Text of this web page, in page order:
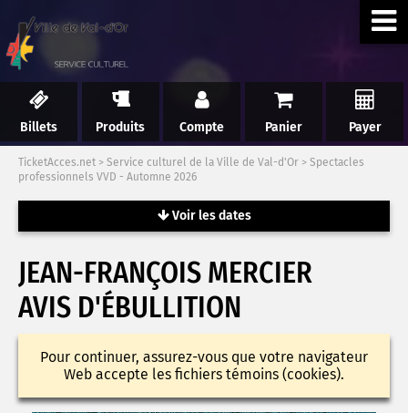
Billets Produits Compte Panier Payer
TicketAcces.net > Service culturel de la Ville de Val-d'Or > Spectacles
professionnels VVD - Automne 2026
Voir les dates
JEAN-FRANÇOIS MERCIER
AVIS D'ÉBULLITION
Pour continuer, assurez-vous que votre navigateur
Web accepte les fichiers témoins (cookies).